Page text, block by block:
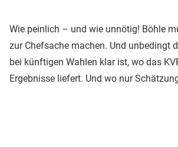
Wie peinlich – und wie unnötig! Böhle
zur Chefsache machen. Und unbedingt
bei künftigen Wahlen klar ist, wo das
Ergebnisse liefert. Und wo nur